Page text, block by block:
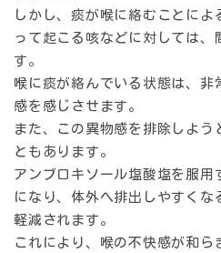
しかし、痰が喉に絡むことによ
って起こる咳などに対しては、
す。
喉に痰が絡んでいる状態は、非
感を感じさせます。
また、この異物感を排除しよう
ともあります。
アンブロキソール塩酸塩を服用
になり、体外へ排出しやすくな
軽減されます。
これにより、喉の不快感が和ら